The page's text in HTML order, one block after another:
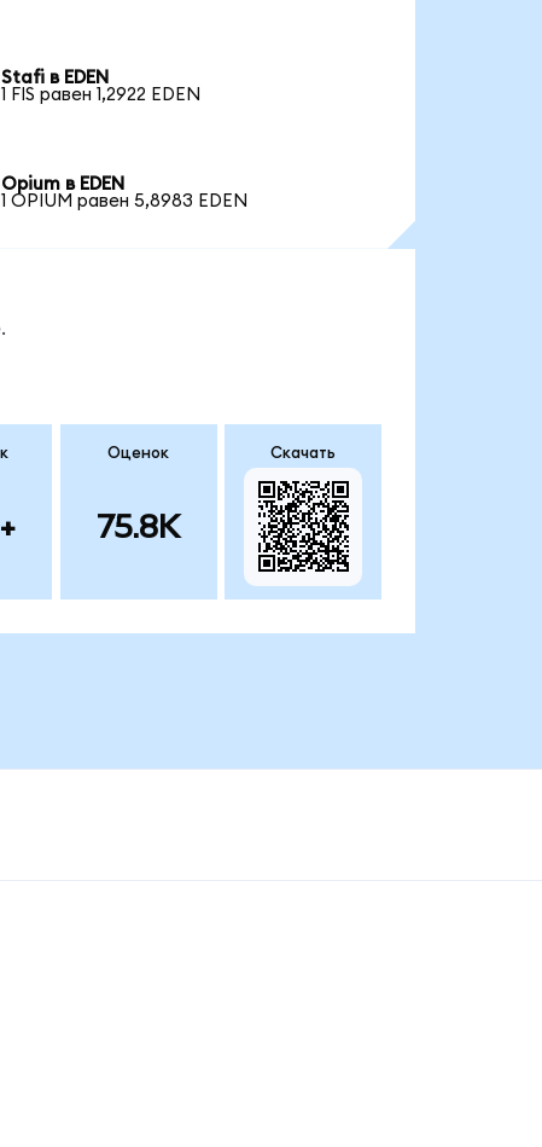
Stafi в EDEN
1 FIS равен 1,2922 EDEN
Opium в EDEN
1 OPIUM равен 5,8983 EDEN
Оценок
75.8K
Скачать